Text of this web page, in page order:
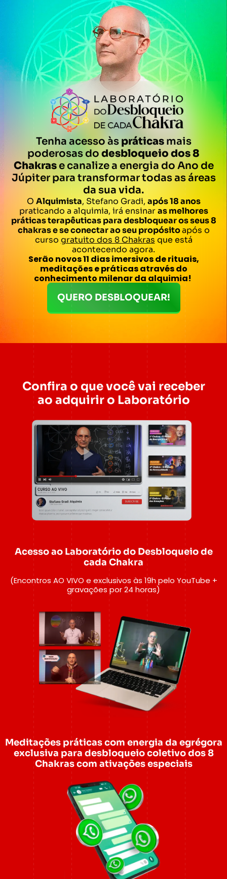
Tenha acesso às práticasmais
poderosas do desbloqueio dos 8
Chakrase canalize a energia do Ano de
Júpiter para transformar todas as áreas
da sua vida.
O Alquimista, Stefano Gradi,após 18 anos
praticando a alquimia, irá ensinaras melhores
práticas terapêuticas para desbloquear os seus 8
chakras e se conectar ao seu propósitoapós o
curso gratuito dos 8 Chakras que está
acontecendo agora.
Serão novos 11 dias imersivos de rituais,
meditações e práticas através do
conhecimento milenar da alquimia!
QUERO DESBLOQUEAR!
Confira o que você vai receber
ao adquirir o Laboratório
Acesso ao Laboratório do Desbloqueio de
cada Chakra
(Encontros AO VIVO e exclusivos às 19h pelo YouTube +
gravações por 24 horas)
Meditações práticas com energia da egrégora
exclusiva para desbloqueio coletivo dos 8
Chakras com ativações especiais